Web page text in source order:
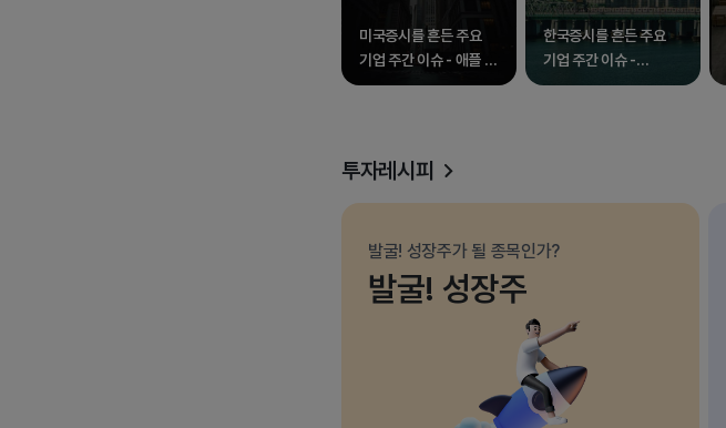
미국증시를 흔든 주요
기업 주간 이슈 - 애플 외
17종목
한국증시를 흔든 주요
기업 주간 이슈 -
삼성전자 외 17종목
투자레시피
발굴! 성장주가 될 종목인가?
발굴! 성장주